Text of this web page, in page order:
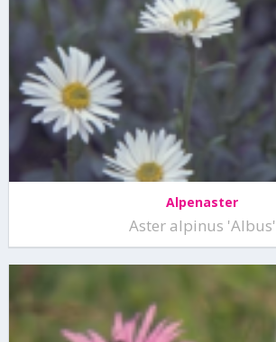
Alpenaster
Aster alpinus 'Albus'